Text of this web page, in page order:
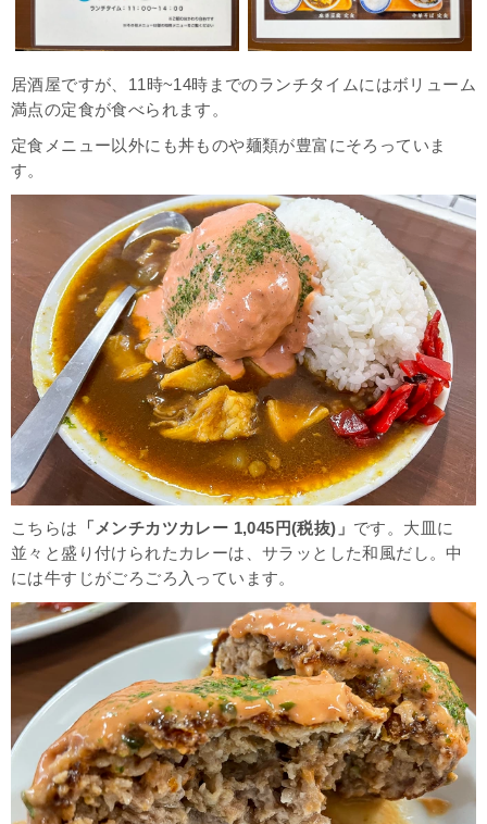
居酒屋ですが、11時~14時までのランチタイムにはボリューム
満点の定食が食べられます。
定食メニュー以外にも丼ものや麺類が豊富にそろっていま
す。
こちらは 「メンチカツカレー 1,045円(税抜) 」 です。大皿に
並々と盛り付けられたカレーは、サラッとした和風だし。中
には牛すじがごろごろ入っています。